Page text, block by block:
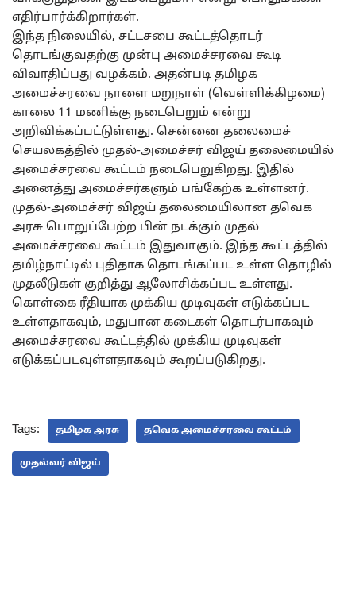
எதிர்பார்க்கிறார்கள்.
இந்த நிலையில், சட்டசபை கூட்டத்தொடர்
தொடங்குவதற்கு முன்பு அமைச்சரவை கூடி
விவாதிப்பது வழக்கம். அதன்படி தமிழக
அமைச்சரவை நாளை மறுநாள் (வெள்ளிக்கிழமை)
காலை 11 மணிக்கு நடைபெறும் என்று
அறிவிக்கப்பட்டுள்ளது. சென்னை தலைமைச்
செயலகத்தில் முதல்-அமைச்சர் விஜய் தலைமையில்
அமைச்சரவை கூட்டம் நடைபெறுகிறது. இதில்
அனைத்து அமைச்சர்களும் பங்கேற்க உள்ளனர்.
முதல்-அமைச்சர் விஜய் தலைமையிலான தவெக
அரசு பொறுப்பேற்ற பின் நடக்கும் முதல்
அமைச்சரவை கூட்டம் இதுவாகும். இந்த கூட்டத்தில்
தமிழ்நாட்டில் புதிதாக தொடங்கப்பட உள்ள தொழில்
முதலீடுகள் குறித்து ஆலோசிக்கப்பட உள்ளது.
கொள்கை ரீதியாக முக்கிய முடிவுகள் எடுக்கப்பட
உள்ளதாகவும், மதுபான கடைகள் தொடர்பாகவும்
அமைச்சரவை கூட்டத்தில் முக்கிய முடிவுகள்
எடுக்கப்படவுள்ளதாகவும் கூறப்படுகிறது.
Tags: தமிழக அரசு தவெக அமைச்சரவை கூட்டம்
முதல்வர் விஜய்